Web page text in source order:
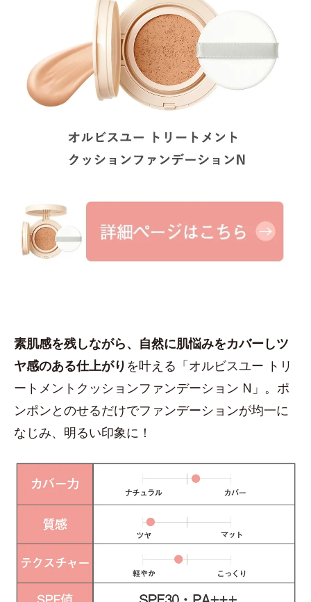
素肌感を残しながら、自然に肌悩みをカバーしツ
ヤ感のある仕上がり を叶える「オルビスユー トリ
ートメントクッションファンデーション N」。ポ
ンポンとのせるだけでファンデーションが均一に
なじみ、明るい印象に！